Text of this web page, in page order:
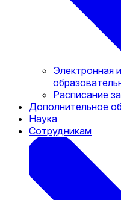
Электронная
Расписание
Дополнительное
Наука
Сотрудникам